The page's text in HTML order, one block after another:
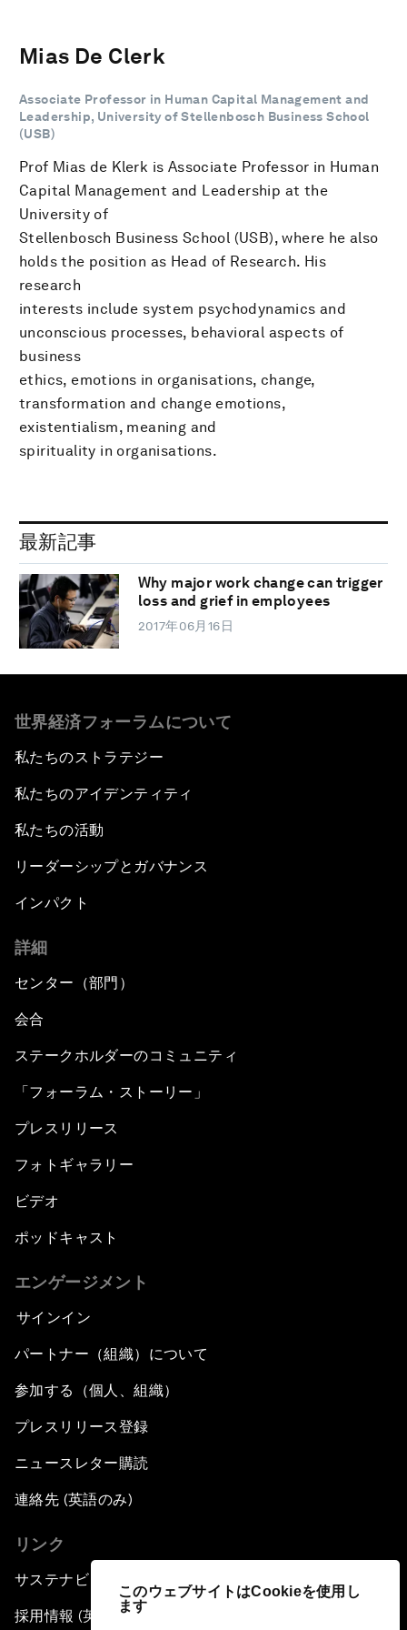
このウェブサイトはCookieを使用し
ます
Mias De Clerk
Associate Professor in Human Capital Management and
Leadership, University of Stellenbosch Business School
(USB)
Prof Mias de Klerk is Associate Professor in Human
Capital Management and Leadership at the
University of
Stellenbosch Business School (USB), where he also
holds the position as Head of Research. His
research
interests include system psychodynamics and
unconscious processes, behavioral aspects of
business
ethics, emotions in organisations, change,
transformation and change emotions,
existentialism, meaning and
spirituality in organisations.
最新記事
Why major work change can trigger
loss and grief in employees
2017年06月16日
世界経済フォーラムについて
私たちのストラテジー
私たちのアイデンティティ
私たちの活動
リーダーシップとガバナンス
インパクト
詳細
センター（部門）
会合
ステークホルダーのコミュニティ
「フォーラム・ストーリー」
プレスリリース
フォトギャラリー
ビデオ
ポッドキャスト
エンゲージメント
サインイン
パートナー（組織）について
参加する（個人、組織）
プレスリリース登録
ニュースレター購読
連絡先 (英語のみ)
リンク
サステナビリティへの取り組み
採用情報 (英語のみ)